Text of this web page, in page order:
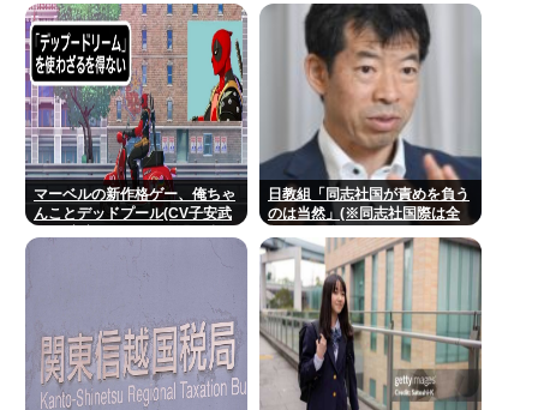
マーベルの新作格ゲー、俺ちゃ
んことデッドプール(CV子安武
日教組「同志社国が責めを負う
のは当然」(※同志社国際は全
自画自賛も